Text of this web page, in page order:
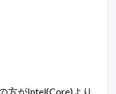
方がIntel(Core)より